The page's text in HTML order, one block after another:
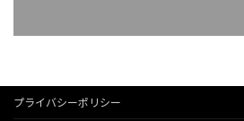
プライバシーポリシー